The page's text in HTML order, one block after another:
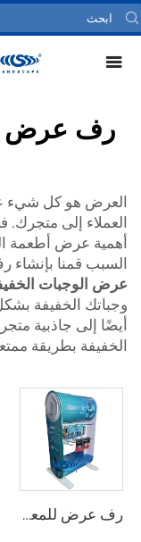
رف عرض
العرض هو كل شيء
العملاء إلى متجرك.
أهمية عرض أطعمة
السبب قمنا
عرض الوجبات
وجباتك الخفيفة
أيضًا إلى جاذبية
الخفيفة بطريقة ممتعة
رف عرض للمعدات المعدنية مع خطافات